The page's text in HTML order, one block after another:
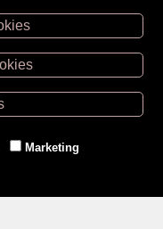
Marketing